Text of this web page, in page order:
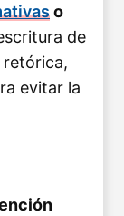
o
de
retórica,
evitar la